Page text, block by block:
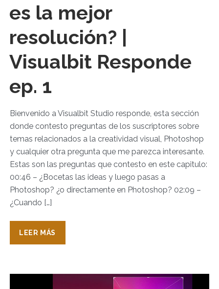
es la mejor
resolución? |
Visualbit Responde
ep. 1
Bienvenido a Visualbit Studio responde, esta sección
donde contesto preguntas de los suscriptores sobre
temas relacionados a la creatividad visual, Photoshop
y cualquier otra pregunta que me parezca interesante.
Estas son las preguntas que contesto en este capitulo:
00:46 – ¿Bocetas las ideas y luego pasas a
Photoshop? ¿o directamente en Photoshop? 02:09 –
¿Cuando […]
LEER MÁS